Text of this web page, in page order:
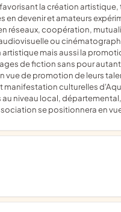
la création
devenir et amateurs
réseaux, coopération,
ou
mais aussi la
de fiction sans pour
de promotion de leurs
culturelles
niveau local,
se positionnera en